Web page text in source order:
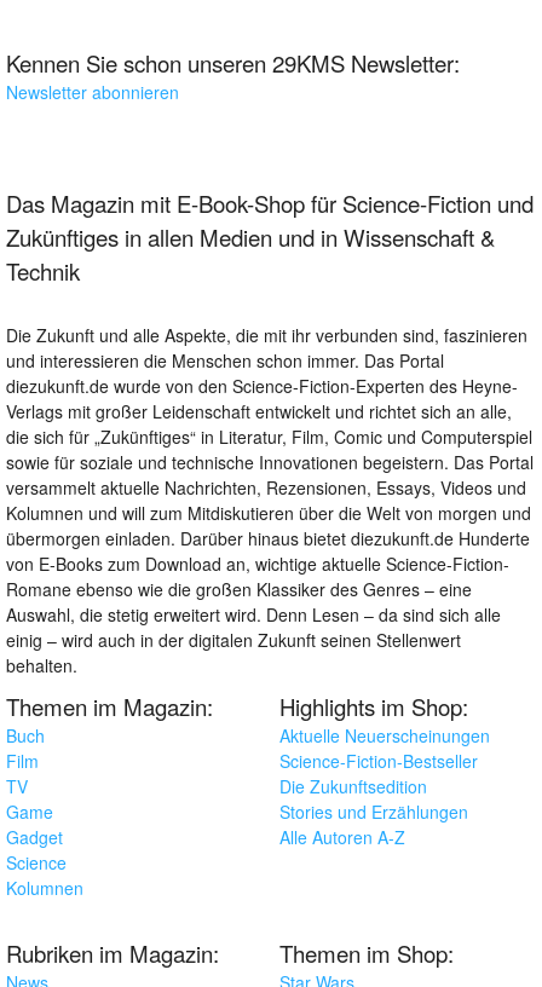
Kennen Sie schon unseren 29KMS Newsletter:
Newsletter abonnieren
Das Magazin mit E-Book-Shop für Science-Fiction und
Zukünftiges in allen Medien und in Wissenschaft &
Technik
Die Zukunft und alle Aspekte, die mit ihr verbunden sind, faszinieren
und interessieren die Menschen schon immer. Das Portal
diezukunft.de wurde von den Science-Fiction-Experten des Heyne-
Verlags mit großer Leidenschaft entwickelt und richtet sich an alle,
die sich für „Zukünftiges“ in Literatur, Film, Comic und Computerspiel
sowie für soziale und technische Innovationen begeistern. Das Portal
versammelt aktuelle Nachrichten, Rezensionen, Essays, Videos und
Kolumnen und will zum Mitdiskutieren über die Welt von morgen und
übermorgen einladen. Darüber hinaus bietet diezukunft.de Hunderte
von E-Books zum Download an, wichtige aktuelle Science-Fiction-
Romane ebenso wie die großen Klassiker des Genres – eine
Auswahl, die stetig erweitert wird. Denn Lesen – da sind sich alle
einig – wird auch in der digitalen Zukunft seinen Stellenwert
behalten.
Themen im Magazin:
Buch
Film
TV
Game
Gadget
Science
Kolumnen
Highlights im Shop:
Aktuelle Neuerscheinungen
Science-Fiction-Bestseller
Die Zukunftsedition
Stories und Erzählungen
Alle Autoren A-Z
Rubriken im Magazin:
News
Themen im Shop:
Star Wars